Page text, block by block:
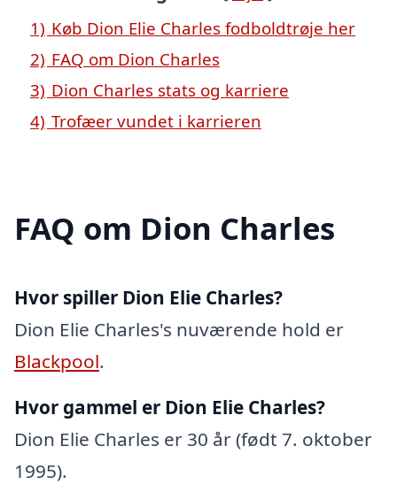
1) Køb Dion Elie Charles fodboldtrøje her
2) FAQ om Dion Charles
3) Dion Charles stats og karriere
4) Trofæer vundet i karrieren
FAQ om Dion Charles
Hvor spiller Dion Elie Charles?
Dion Elie Charles's nuværende hold er
Blackpool.
Hvor gammel er Dion Elie Charles?
Dion Elie Charles er 30 år (født 7. oktober
1995).